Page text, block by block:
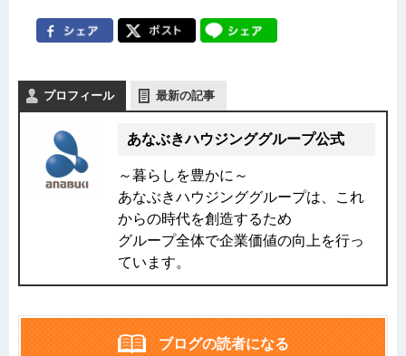
プロフィール 最新の記事
あなぶきハウジンググループ公式
～暮らしを豊かに～
あなぶきハウジンググループは、これ
からの時代を創造するため
グループ全体で企業価値の向上を行っ
ています。
ブログの読者になる